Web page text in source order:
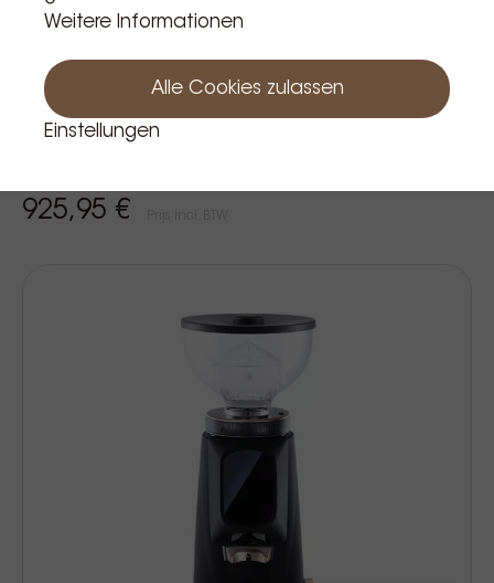
Allground - timer kaffemühle - artic
925,95 €
Weitere Informationen
Alle Cookies zulassen
Einstellungen